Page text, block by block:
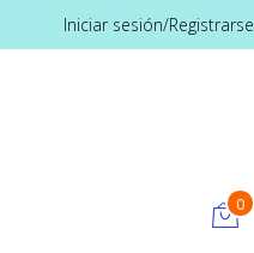
Iniciar sesión/Registrarse
0